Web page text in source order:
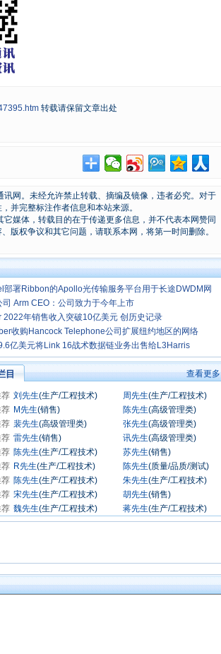
转载请保留文章出处
网。未经允许禁止转载、摘编及镜像，违者必究。对于
并完整标注作者信息和本站来源。
媒体，转载目的在于传递更多信息，并不代表本网赞同
版权争议和其它问题，请联系本网，将第一时间删除。
部署Ribbon的Apollo光传输服务平台用于长途DWDM网
司 Arm CEO：公司致力于今年上市
2022年销售收入突破10亿美元 创历史记录
收购Hancock Telephone公司扩展纽约地区的网络
亿美元将Link 16战术数据链业务出售给L3Harris